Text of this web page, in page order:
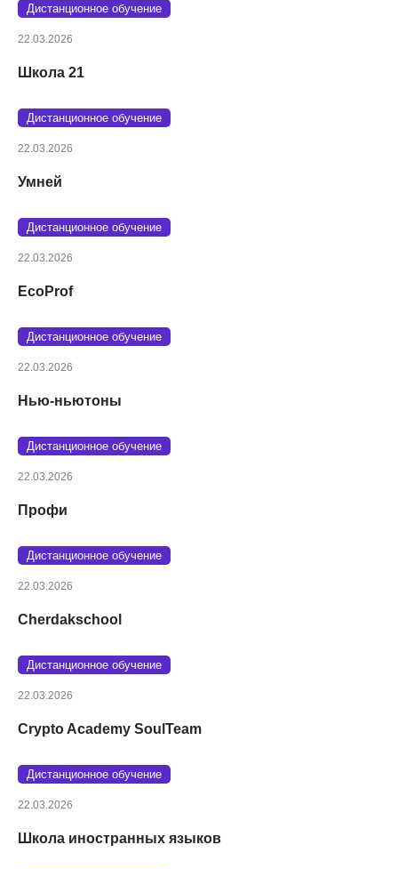
Дистанционное обучение
22.03.2026
Школа 21
Дистанционное обучение
22.03.2026
Умней
Дистанционное обучение
22.03.2026
EcoProf
Дистанционное обучение
22.03.2026
Нью-ньютоны
Дистанционное обучение
22.03.2026
Профи
Дистанционное обучение
22.03.2026
Cherdakschool
Дистанционное обучение
22.03.2026
Crypto Academy SoulTeam
Дистанционное обучение
22.03.2026
Школа иностранных языков